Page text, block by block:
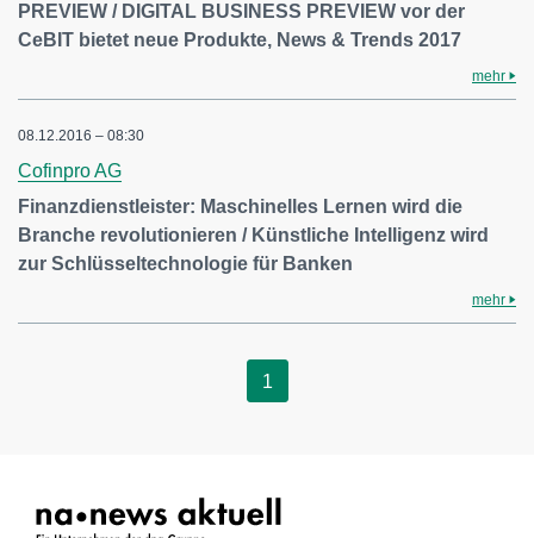
PREVIEW / DIGITAL BUSINESS PREVIEW vor der
CeBIT bietet neue Produkte, News & Trends 2017
mehr
08.12.2016 – 08:30
Cofinpro AG
Finanzdienstleister: Maschinelles Lernen wird die
Branche revolutionieren / Künstliche Intelligenz wird
zur Schlüsseltechnologie für Banken
mehr
1